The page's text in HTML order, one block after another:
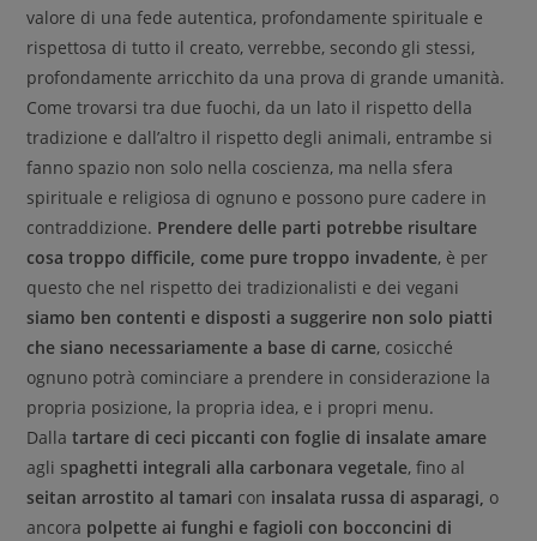
valore di una fede autentica, profondamente spirituale e
rispettosa di tutto il creato, verrebbe, secondo gli stessi,
profondamente arricchito da una prova di grande umanità.
Come trovarsi tra due fuochi, da un lato il rispetto della
tradizione e dall’altro il rispetto degli animali, entrambe si
fanno spazio non solo nella coscienza, ma nella sfera
spirituale e religiosa di ognuno e possono pure cadere in
contraddizione. Prendere delle parti potrebbe risultare
cosa troppo difficile, come pure troppo invadente, è per
questo che nel rispetto dei tradizionalisti e dei vegani
siamo ben contenti e disposti a suggerire non solo piatti
che siano necessariamente a base di carne, cosicché
ognuno potrà cominciare a prendere in considerazione la
propria posizione, la propria idea, e i propri menu.
Dallatartare di ceci piccanti con foglie di insalate amare
agli spaghetti integrali alla carbonara vegetale, fino al
seitan arrostito al tamari con insalata russa di asparagi, o
ancora polpette ai funghi e fagioli con bocconcini di